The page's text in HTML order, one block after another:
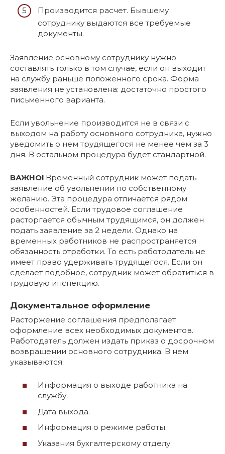
Производится расчет. Бывшему
сотруднику выдаются все требуемые
документы.
Заявление основному сотруднику нужно
составлять только в том случае, если он выходит
на службу раньше положенного срока. Форма
заявления не установлена: достаточно простого
письменного варианта.
Если увольнение производится не в связи с
выходом на работу основного сотрудника, нужно
уведомить о нем трудящегося не менее чем за 3
дня. В остальном процедура будет стандартной.
ВАЖНО! Временный сотрудник может подать
заявление об увольнении по собственному
желанию. Эта процедура отличается рядом
особенностей. Если трудовое соглашение
расторгается обычным трудящимся, он должен
подать заявление за 2 недели. Однако на
временных работников не распространяется
обязанность отработки. То есть работодатель не
имеет право удерживать трудящегося. Если он
сделает подобное, сотрудник может обратиться в
трудовую инспекцию.
Документальное оформление
Расторжение соглашения предполагает
оформление всех необходимых документов.
Работодатель должен издать приказ о досрочном
возвращении основного сотрудника. В нем
указываются:
Информация о выходе работника на
службу.
Дата выхода.
Информация о режиме работы.
Указания бухгалтерскому отделу.